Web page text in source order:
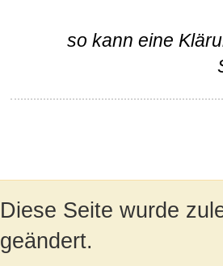
so kann eine
Diese Seite wurde
geändert.